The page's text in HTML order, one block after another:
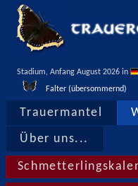
Stadium, Anfang August 2026 in
Falter (übersommernd)
Trauermantel
Über uns...